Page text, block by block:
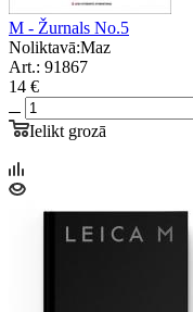
M - Žurnals No.5
Noliktavā:Maz
Art.: 91867
14 €
Ielikt grozā